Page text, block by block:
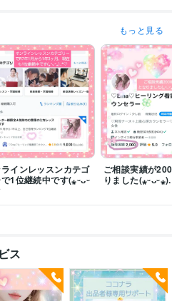
: 2023年
年
: 2022年
年
: 2013年
人の気持ちが知りたい！恋愛相談 不
愛相談
機能不全家族、DV、毒親、家族
略、失恋の相談 男性限定☆恋のお悩
る悩み相談室♡
もっと見る
インレッスンカテゴ
で1位継続中です(⁎ᵕᴗᵕ
ご相談実績が
りました
ス